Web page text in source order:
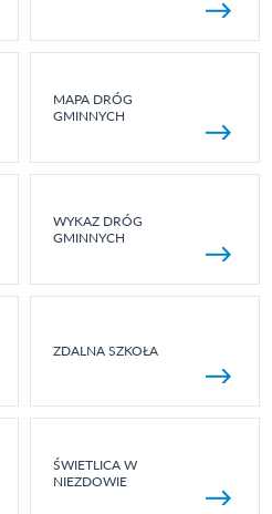
MAPA DRÓG
GMINNYCH
WYKAZ DRÓG
GMINNYCH
ZDALNA SZKOŁA
ŚWIETLICA W
NIEZDOWIE